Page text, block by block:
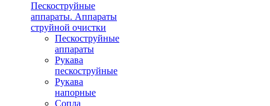
Пескоструйные
аппараты. Аппараты
струйной очистки
Пескоструйные
аппараты
Рукава
пескоструйные
Рукава
напорные
Сопла